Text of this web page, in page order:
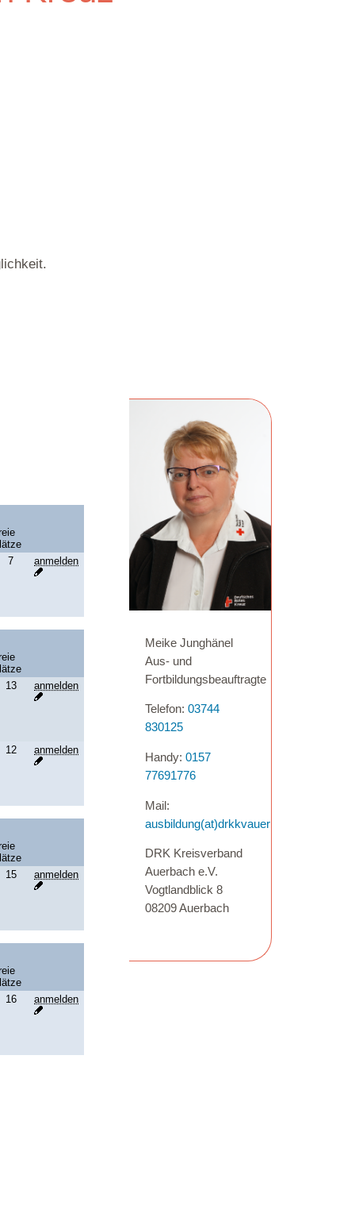
Meike Junghänel
Aus- und
Fortbildungsbeauftragte
Telefon: 03744
830125
Handy: 0157
77691776
Mail:
ausbildung(at)drkkvauerbach.de
DRK Kreisverband
Auerbach e.V.
Vogtlandblick 8
08209 Auerbach